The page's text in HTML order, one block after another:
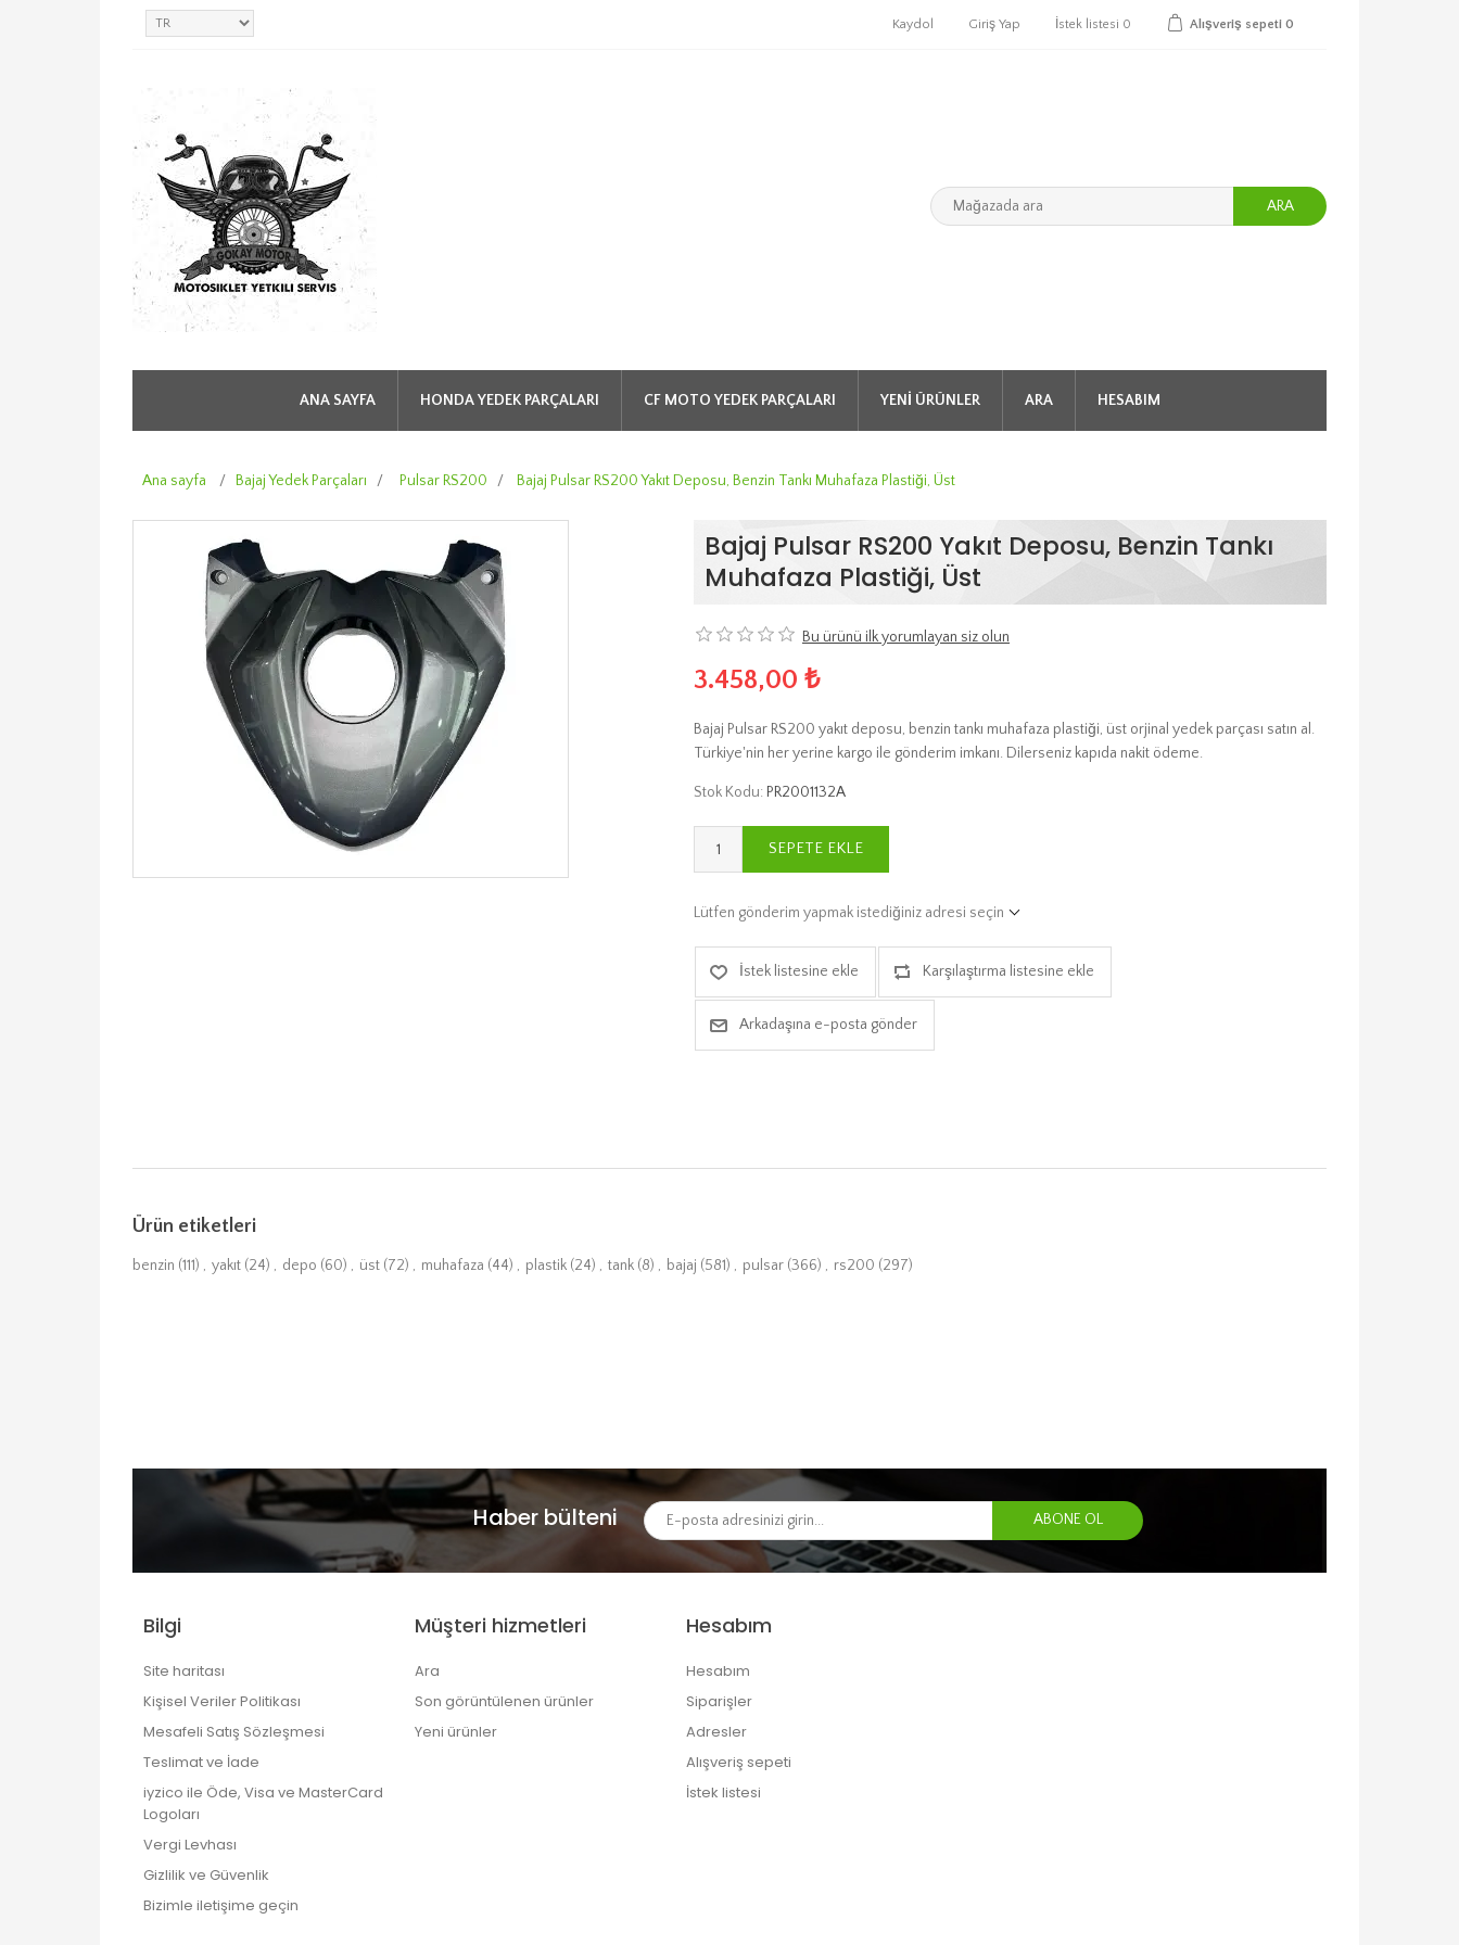
Kaydol Giriş Yap İstek listesi 0 Alışveriş sepeti 0
ARA
ANA SAYFA HONDA YEDEK PARÇALARI CF MOTO YEDEK PARÇALARI YENI ÜRÜNLER ARA HESABIM
Ana sayfa / Bajaj Yedek Parçaları / Pulsar RS200 / Bajaj Pulsar RS200 Yakıt Deposu, Benzin Tankı Muhafaza Plastiği, Üst
Bajaj Pulsar RS200 Yakıt Deposu, Benzin Tankı
Muhafaza Plastiği, Üst
Bu ürünü ilk yorumlayan siz olun
3.458,00 ₺
Bajaj Pulsar RS200 yakıt deposu, benzin tankı muhafaza plastiği, üst orjinal yedek parçası satın al.
Türkiye'nin her yerine kargo ile gönderim imkanı. Dilerseniz kapıda nakit ödeme.
Stok Kodu: PR2001132A
SEPETE EKLE
Lütfen gönderim yapmak istediğiniz adresi seçin
İstek listesine ekle Karşılaştırma listesine ekle
Arkadaşına e-posta gönder
Ürün etiketleri
benzin (111) , yakıt (24) , depo (60) , üst (72) , muhafaza (44) , plastik (24) , tank (8) , bajaj (581) , pulsar (366) , rs200 (297)
Haber bülteni
Bilgi
Site haritası
Kişisel Veriler Politikası
Mesafeli Satış Sözleşmesi
Teslimat ve İade
iyzico ile Öde, Visa ve MasterCard
Logoları
Vergi Levhası
Gizlilik ve Güvenlik
Bizimle iletişime geçin
Müşteri hizmetleri
Ara
Son görüntülenen ürünler
Yeni ürünler
Hesabım
Hesabım
Siparişler
Adresler
Alışveriş sepeti
İstek listesi